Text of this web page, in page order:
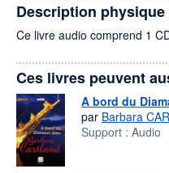
Description physique
Ce livre audio comprend 1
Ces livres peuvent
A bord du
par Barbara
Support : Audio